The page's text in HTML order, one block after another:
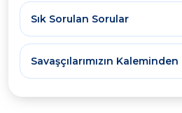
Sık Sorulan Sorular
Savaşçılarımızın Kaleminden